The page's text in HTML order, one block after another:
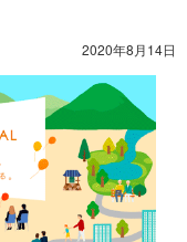
2020年8月14日